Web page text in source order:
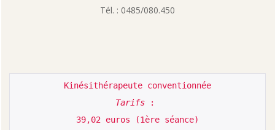
Tél. : 0485/080.450
Tarifs :
39,02 euros (1ère séance)